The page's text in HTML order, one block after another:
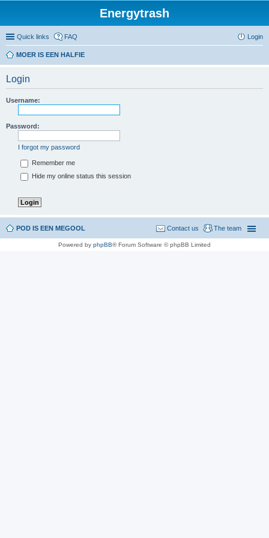
Energytrash
Quick links FAQ Login
MOER IS EEN HALFIE
Login
Username:
Password:
I forgot my password
Remember me
Hide my online status this session
POD IS EEN MEGOOL The team
Contact us
Powered by phpBB® Forum Software © phpBB Limited